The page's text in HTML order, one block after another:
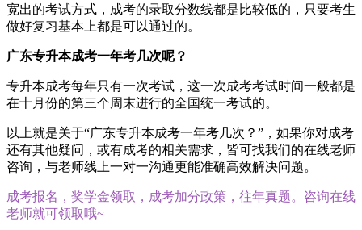
宽出的考试方式，成考的录取分数线都是比较低的，只要考生
做好复习基本上都是可以通过的。
广东专升本成考一年考几次呢？
专升本成考每年只有一次考试，这一次成考考试时间一般都是
在十月份的第三个周末进行的全国统一考试的。
以上就是关于“广东专升本成考一年考几次？”，如果你对成考
还有其他疑问，或有成考的相关需求，皆可找我们的在线老师
咨询，与老师线上一对一沟通更能准确高效解决问题。
成考报名，奖学金领取，成考加分政策，往年真题。咨询在线
老师就可领取哦~